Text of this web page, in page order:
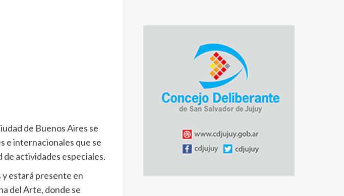
de Buenos Aires se
e internacionales que se
de actividades especiales.
y estará presente en
del Arte, donde se